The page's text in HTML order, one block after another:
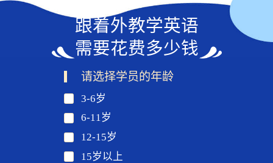
跟着外教学英语
需要花费多少钱
请选择学员的年龄
3-6岁
6-11岁
12-15岁
15岁以上